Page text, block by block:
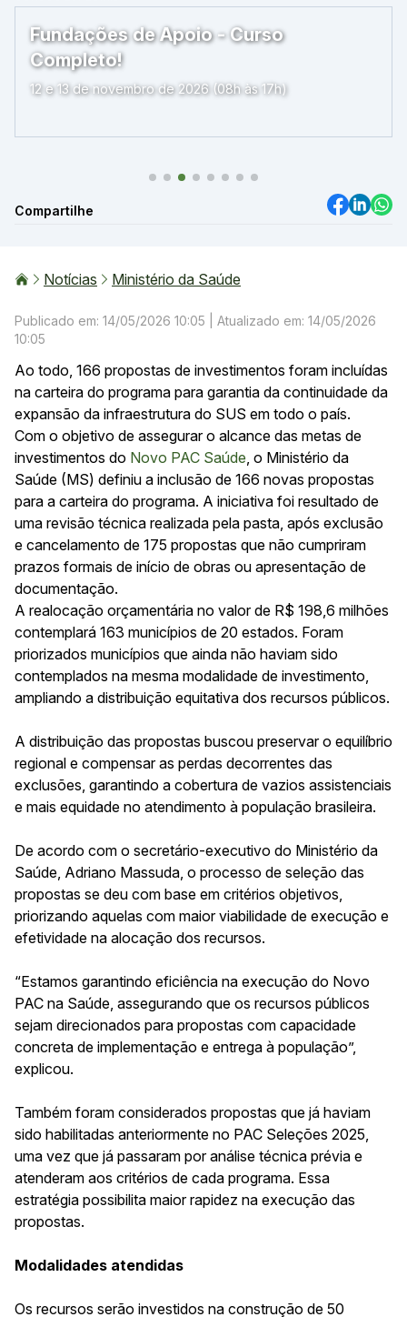
Fundações de Apoio - Curso
Completo!
12 e 13 de novembro de 2026 (08h às 17h)
Compartilhe
Notícias Ministério da Saúde
Publicado em: 14/05/2026 10:05 | Atualizado em: 14/05/2026
10:05
Ao todo, 166 propostas de investimentos foram incluídas
na carteira do programa para garantia da continuidade da
expansão da infraestrutura do SUS em todo o país.
Com o objetivo de assegurar o alcance das metas de
investimentos do Novo PAC Saúde , o Ministério da
Saúde (MS) definiu a inclusão de 166 novas propostas
para a carteira do programa. A iniciativa foi resultado de
uma revisão técnica realizada pela pasta, após exclusão
e cancelamento de 175 propostas que não cumpriram
prazos formais de início de obras ou apresentação de
documentação.
A realocação orçamentária no valor de R$ 198,6 milhões
contemplará 163 municípios de 20 estados. Foram
priorizados municípios que ainda não haviam sido
contemplados na mesma modalidade de investimento,
ampliando a distribuição equitativa dos recursos públicos.
A distribuição das propostas buscou preservar o equilíbrio
regional e compensar as perdas decorrentes das
exclusões, garantindo a cobertura de vazios assistenciais
e mais equidade no atendimento à população brasileira.
De acordo com o secretário-executivo do Ministério da
Saúde, Adriano Massuda, o processo de seleção das
propostas se deu com base em critérios objetivos,
priorizando aquelas com maior viabilidade de execução e
efetividade na alocação dos recursos.
“Estamos garantindo eficiência na execução do Novo
PAC na Saúde, assegurando que os recursos públicos
sejam direcionados para propostas com capacidade
concreta de implementação e entrega à população”,
explicou.
Também foram considerados propostas que já haviam
sido habilitadas anteriormente no PAC Seleções 2025,
uma vez que já passaram por análise técnica prévia e
atenderam aos critérios de cada programa. Essa
estratégia possibilita maior rapidez na execução das
propostas.
Modalidades atendidas
Os recursos serão investidos na construção de 50